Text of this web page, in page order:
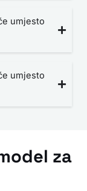
umjesto
umjesto
za